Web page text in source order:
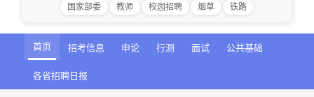
国家部委
教师 校园招聘 烟草 铁路
首页 招考信息 申论 行测 面试 公共基础
各省招聘日报